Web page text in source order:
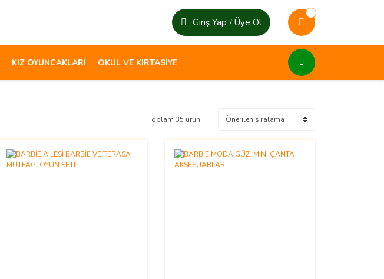
Giriş Yap / Üye Ol
KIZ OYUNCAKLARI OKUL VE KIRTASİYE
Toplam 35 ürün